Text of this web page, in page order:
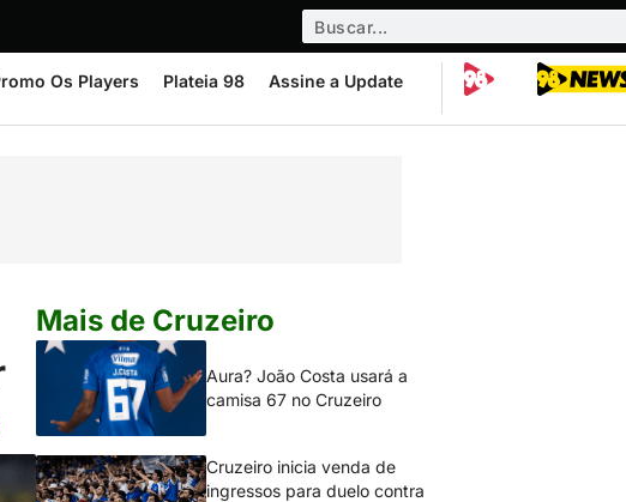
Os Players Plateia 98 Assine a Update
Mais de Cruzeiro
Aura? João Costa usará a
camisa 67 no Cruzeiro
Cruzeiro inicia venda de
ingressos para duelo contra